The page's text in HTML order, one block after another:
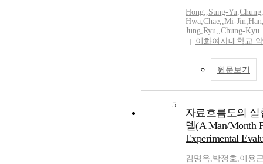
Hong,,Sung-Yu,Chung,
Hwa,Chae,,Mi-Jin,
Jung,Ryu,,Chung-Kyu
이화여자대학교
원문보기
5
자료흐름도의
델(A Man/Month
Experimental
김명옥,박정호,이용